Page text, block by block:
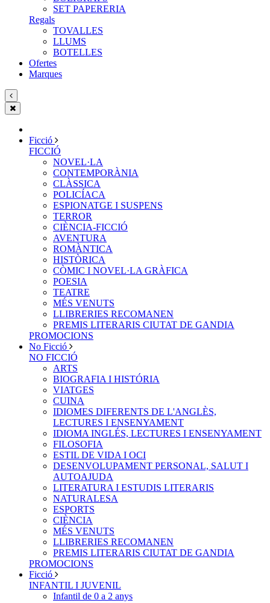
SET PAPERERIA
Regals
TOVALLES
LLUMS
BOTELLES
Ofertes
Marques
Ficció
FICCIÓ
NOVEL·LA
CONTEMPORÀNIA
CLÀSSICA
POLICÍACA
ESPIONATGE I SUSPENS
TERROR
CIÈNCIA-FICCIÓ
AVENTURA
ROMÀNTICA
HISTÒRICA
CÒMIC I NOVEL·LA GRÀFICA
POESIA
TEATRE
MÉS VENUTS
LLIBRERIES RECOMANEN
PREMIS LITERARIS CIUTAT DE GANDIA
PROMOCIONS
No Ficció
NO FICCIÓ
ARTS
BIOGRAFIA I HISTÓRIA
VIATGES
CUINA
IDIOMES DIFERENTS DE L'ANGLÈS,
LECTURES I ENSENYAMENT
IDIOMA INGLÉS, LECTURES I ENSENYAMENT
FILOSOFIA
ESTIL DE VIDA I OCI
DESENVOLUPAMENT PERSONAL, SALUT I
AUTOAJUDA
LITERATURA I ESTUDIS LITERARIS
NATURALESA
ESPORTS
CIÈNCIA
MÉS VENUTS
LLIBRERIES RECOMANEN
PREMIS LITERARIS CIUTAT DE GANDIA
PROMOCIONS
Ficció
INFANTIL I JUVENIL
Infantil de 0 a 2 anys